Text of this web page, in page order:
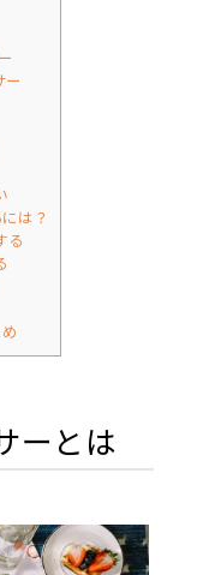
ー
は？
る
ーとは